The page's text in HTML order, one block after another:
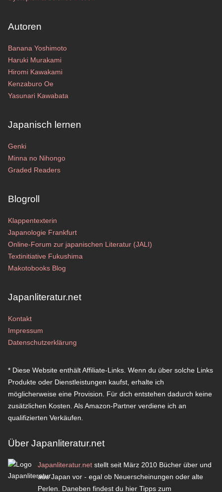
Autoren
Banana Yoshimoto
Haruki Murakami
Hiromi Kawakami
Kenzaburo Oe
Yasunari Kawabata
Japanisch lernen
Genki
Minna no Nihongo
Graded Readers
Blogroll
Klappentexterin
Japanologie Frankfurt
Online-Forum zur japanischen Literatur (JALI)
Textinitiative Fukushima
Makotobooks Blog
Japanliteratur.net
Kontakt
Impressum
Datenschutzerklärung
* Diese Website enthält Affiliate-Links. Wenn du über solche Links
Produkte oder Dienstleistungen kaufst, erhalte ich
möglicherweise eine Provision. Für dich entstehen dadurch keine
zusätzlichen Kosten. Als Amazon-Partner verdiene ich an
qualifizierten Verkäufen.
Über Japanliteratur.net
Japanliteratur.net stellt seit März 2010 Bücher über und
aus Japan vor - egal ob Neuerscheinungen oder alte
Perlen. Daneben findest du hier Tipps zum